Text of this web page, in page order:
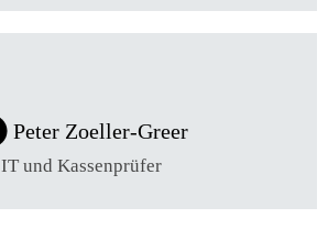
Peter Zoeller-Greer
IT und Kassenprüfer